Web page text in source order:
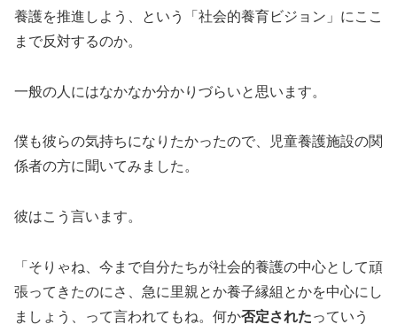
養護を推進しよう、という「社会的養育ビジョン」にここ
まで反対するのか。
一般の人にはなかなか分かりづらいと思います。
僕も彼らの気持ちになりたかったので、児童養護施設の関
係者の方に聞いてみました。
彼はこう言います。
「そりゃね、今まで自分たちが社会的養護の中心として頑
張ってきたのにさ、急に里親とか養子縁組とかを中心にし
ましょう、って言われてもね。何か否定されたっていう